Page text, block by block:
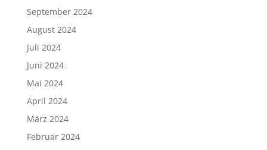
September 2024
August 2024
Juli 2024
Juni 2024
Mai 2024
April 2024
März 2024
Februar 2024